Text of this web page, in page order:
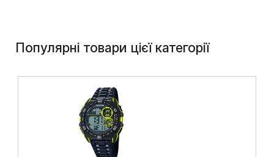
Популярні товари цієї категорії